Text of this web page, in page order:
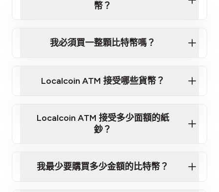
幣？
離你最近的 Localcoin ATM
第 2 步：選擇你想購買的
我必須買一整顆比特幣嗎？
Localcoin ATM 接受哪些貨幣？
Localcoin ATM 接受多少面額的紙
鈔？
我最少要購買多少金額的比特幣？